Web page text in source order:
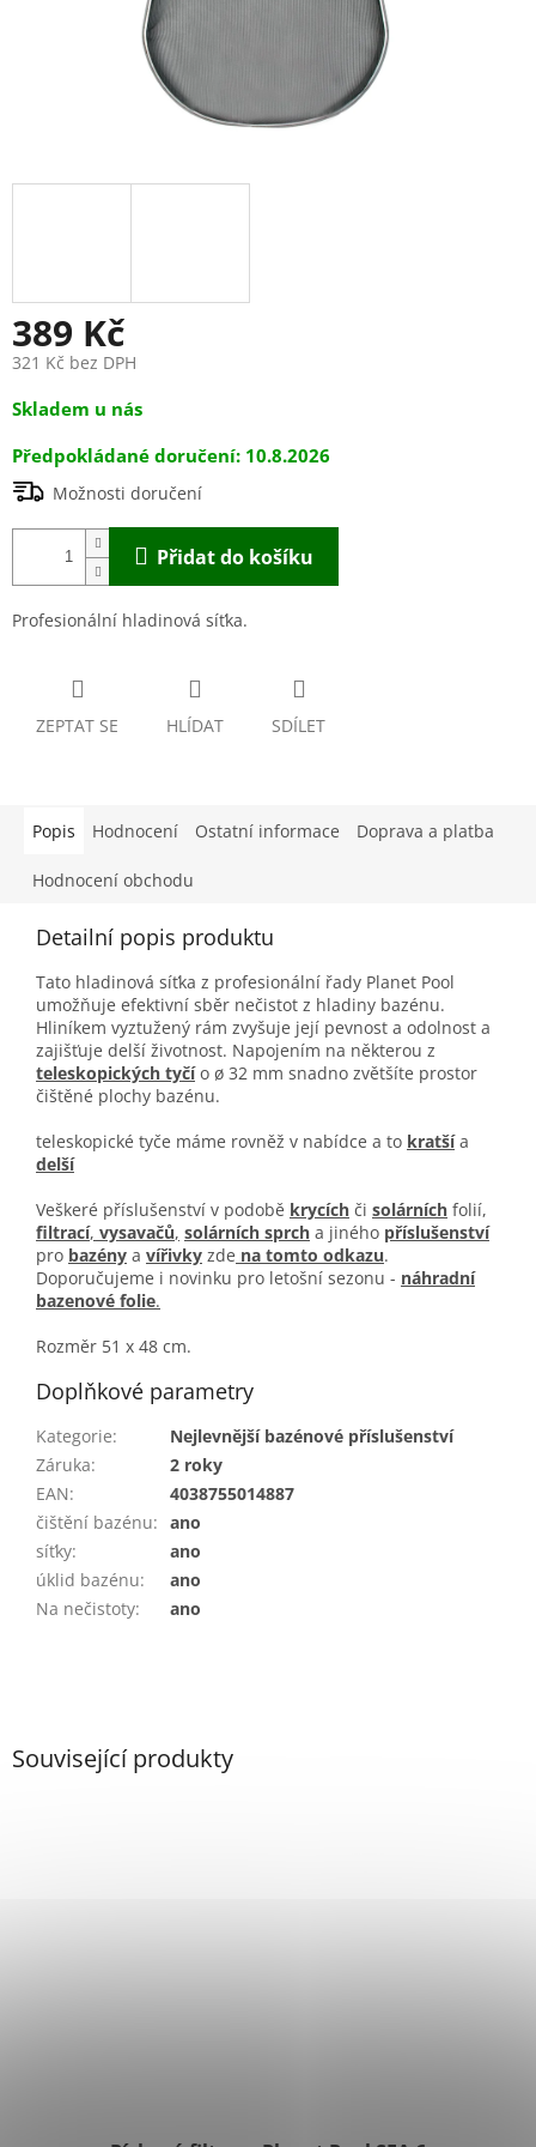
389 Kč
321 Kč bez DPH
Měrná
cena:
Skladem u nás
10.8.2026
Možnosti doručení
Přidat do košíku
Profesionální hladinová síťka.
ZEPTAT SE HLÍDAT SDÍLET
Související produkty
Popis Hodnocení Ostatní informace Doprava a platba
Hodnocení obchodu
Detailní popis produktu
Tato hladinová síťka z profesionální řady Planet Pool
umožňuje efektivní sběr nečistot z hladiny bazénu.
Hliníkem vyztužený rám zvyšuje její pevnost a odolnost a
zajišťuje delší životnost. Napojením na některou z
teleskopických tyčío ø 32 mm snadno zvětšíte prostor
čištěné plochy bazénu.
teleskopické tyče máme rovněž v nabídce a to kratšía
delší
Veškeré příslušenství v podobě krycích či solárních folií,
filtrací, vysavačů, solárních sprch a jiného příslušenství
pro bazény a vířivky zde na tomto odkazu.
Doporučujeme i novinku pro letošní sezonu - náhradní
bazenové folie.
Rozměr 51 x 48 cm.
Doplňkové parametry
Kategorie:
Nejlevnější bazénové příslušenství
Záruka:
2 roky
EAN:
4038755014887
čištění bazénu: ano
síťky:
ano
úklid bazénu:
ano
Na nečistoty: ano